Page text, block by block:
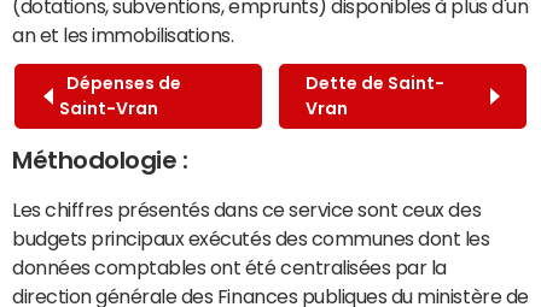
(dotations, subventions, emprunts) disponibles à plus d'un
an et les immobilisations.
Dépenses de
Saint-Vran
Dette de Saint-
Vran
Méthodologie :
Les chiffres présentés dans ce service sont ceux des
budgets principaux exécutés des communes dont les
données comptables ont été centralisées par la
direction générale des Finances publiques du ministère de